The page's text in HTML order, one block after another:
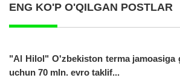
ENG KO'P O'QILGAN POSTLAR
"Al Hilol" O'zbekiston terma jamoasiga
uchun 70 mln. evro taklif...